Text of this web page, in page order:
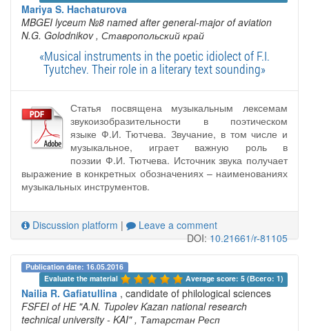
Mariya S. Hachaturova
MBGEI lyceum №8 named after general-major of aviation
N.G. Golodnikov , Ставропольский край
«Musical instruments in the poetic idiolect of F.I.
Tyutchev. Their role in a literary text sounding»
Статья посвящена музыкальным лексемам
звукоизобразительности в поэтическом
языке Ф.И. Тютчева. Звучание, в том числе и
музыкальное, играет важную роль в
поэзии Ф.И. Тютчева. Источник звука получает
выражение в конкретных обозначениях – наименованиях
музыкальных инструментов.
Discussion platform |
Leave a comment
DOI:10.21661/r-81105
Publication date: 16.05.2016
Evaluate the material
Average score: 5 (Всего: 1)
Nailia R. Gafiatullina , candidate of philological sciences
FSFEI of HE "A.N. Tupolev Kazan national research
technical university - KAI" , Татарстан Респ